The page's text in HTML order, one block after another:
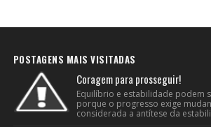
POSTAGENS MAIS VISITADAS
Coragem para prosseguir!
Equilíbrio e estabilidade podem
porque o progresso exige
considerada a antítese da